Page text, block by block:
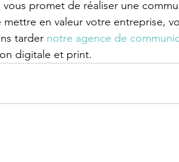
vous promet de réaliser une
en valeur votre entreprise,
tarder notre agence de
digitale et print.